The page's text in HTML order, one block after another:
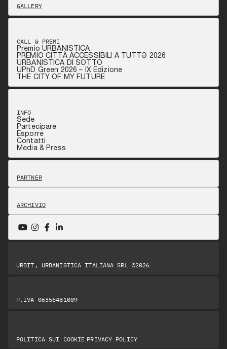
GALLERY
CALL & PREMI
Premio URBANISTICA
PREMIO CITTÀ ACCESSIBILI A TUTTƏ 2026
URBANISTICA DI SOTTO
UPhD Green 2026 – IX Edizione
THE CITY OF MY FUTURE
INFO
Sede
Partecipare
Esporre
Contatti
Media & Press
PARTNER
ARCHIVIO
URBIT, URBANISTICA ITALIANA SRL ©2026
P.IVA 06356481009
POLITICA SUI COOKIE PRIVACY POLICY